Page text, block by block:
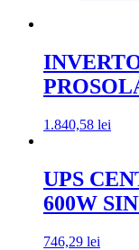
1.840,58 lei
UPS
600W
746,29 lei